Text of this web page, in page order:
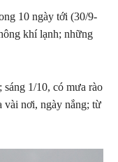
10 ngày tới (30/9-
khí lạnh; những
1/10, có mưa rào
vài nơi, ngày nắng; từ